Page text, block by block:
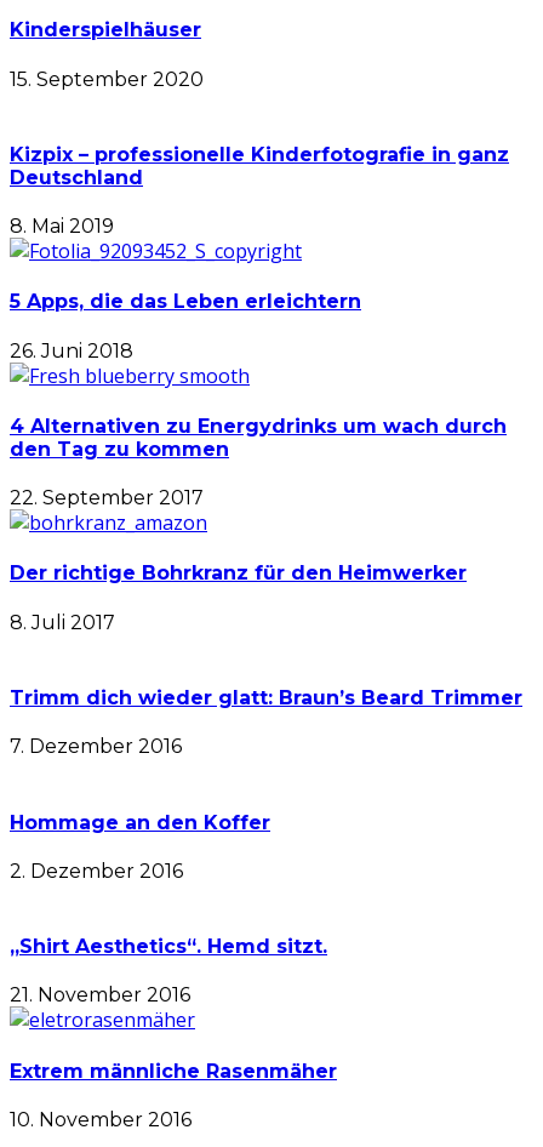
Kinderspielhäuser
15. September 2020
Kizpix – professionelle Kinderfotografie in ganz
Deutschland
8. Mai 2019
5 Apps, die das Leben erleichtern
26. Juni 2018
4 Alternativen zu Energydrinks um wach durch
den Tag zu kommen
22. September 2017
Der richtige Bohrkranz für den Heimwerker
8. Juli 2017
Trimm dich wieder glatt: Braun’s Beard Trimmer
7. Dezember 2016
Hommage an den Koffer
2. Dezember 2016
„Shirt Aesthetics“. Hemd sitzt.
21. November 2016
Extrem männliche Rasenmäher
10. November 2016